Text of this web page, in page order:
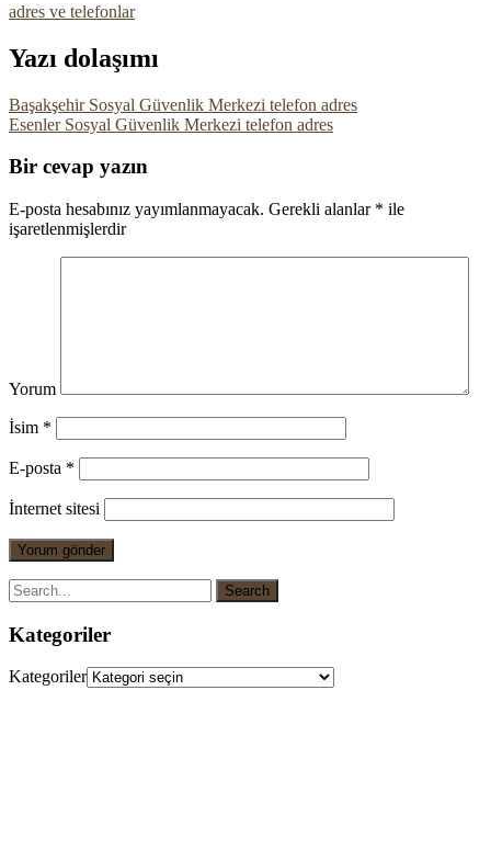
adres ve telefonlar
Yazı dolaşımı
Başakşehir Sosyal Güvenlik Merkezi telefon adres
Esenler Sosyal Güvenlik Merkezi telefon adres
Bir cevap yazın
E-posta hesabınız yayımlanmayacak. Gerekli alanlar * ile
işaretlenmişlerdir
Yorum
İsim *
E-posta *
İnternet sitesi
Kategoriler
Kategoriler